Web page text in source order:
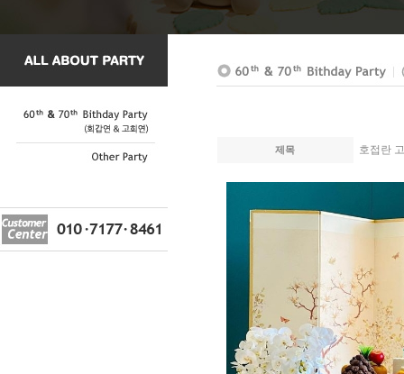
제목 호접란